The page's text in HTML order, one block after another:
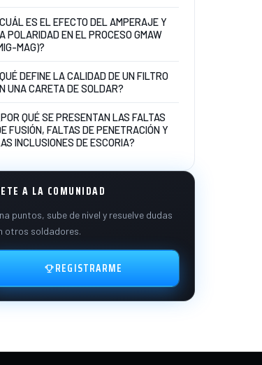
ES EL EFECTO DEL AMPERAJE Y
POLARIDAD EN EL PROCESO GMAW
MAG)?
DEFINE LA CALIDAD DE UN FILTRO
UNA CARETA DE SOLDAR?
QUÉ SE PRESENTAN LAS FALTAS
FUSIÓN, FALTAS DE PENETRACIÓN Y
INCLUSIONES DE ESCORIA?
A LA COMUNIDAD
puntos, sube de nivel y resuelve dudas
otros soldadores.
REGISTRARME